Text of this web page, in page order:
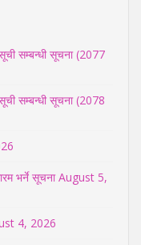
सूची सम्बन्धी सूचना (2077
सूची सम्बन्धी सूचना (2078
भर्ने सूचना August 5,
4, 2026